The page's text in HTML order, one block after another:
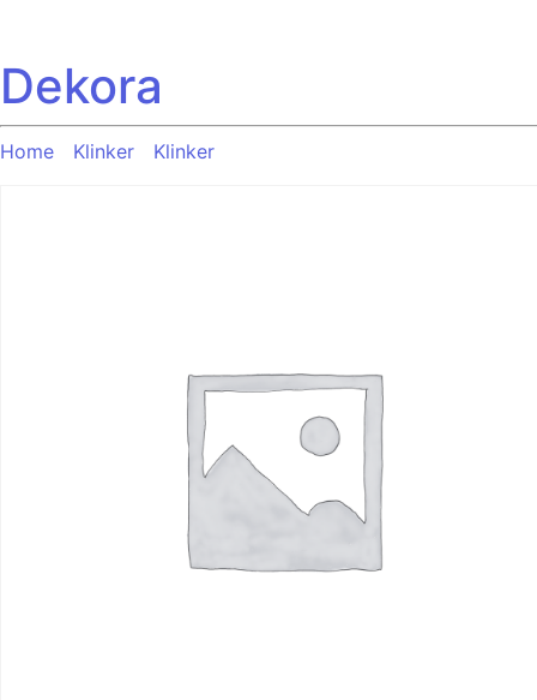
Dekora
Home Klinker Klinker